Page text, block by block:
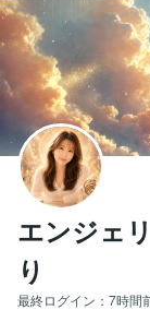
エンジェ
り
最終ログイン： 7時間